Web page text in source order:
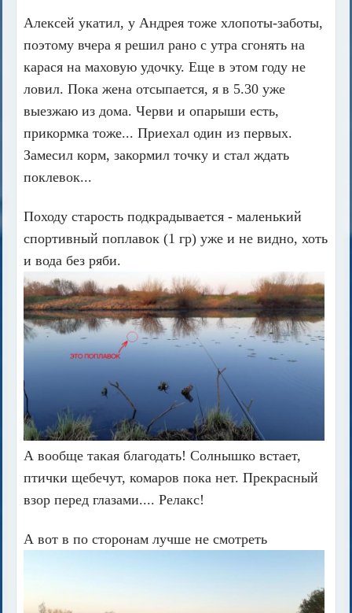
Алексей укатил, у Андрея тоже хлопоты-заботы,
поэтому вчера я решил рано с утра сгонять на
карася на маховую удочку. Еще в этом году не
ловил. Пока жена отсыпается, я в 5.30 уже
выезжаю из дома. Черви и опарыши есть,
прикормка тоже... Приехал один из первых.
Замесил корм, закормил точку и стал ждать
поклевок...
Походу старость подкрадывается - маленький
спортивный поплавок (1 гр) уже и не видно, хоть
и вода без ряби.
А вообще такая благодать! Солнышко встает,
птички щебечут, комаров пока нет. Прекрасный
взор перед глазами.... Релакс!
А вот в по сторонам лучше не смотреть